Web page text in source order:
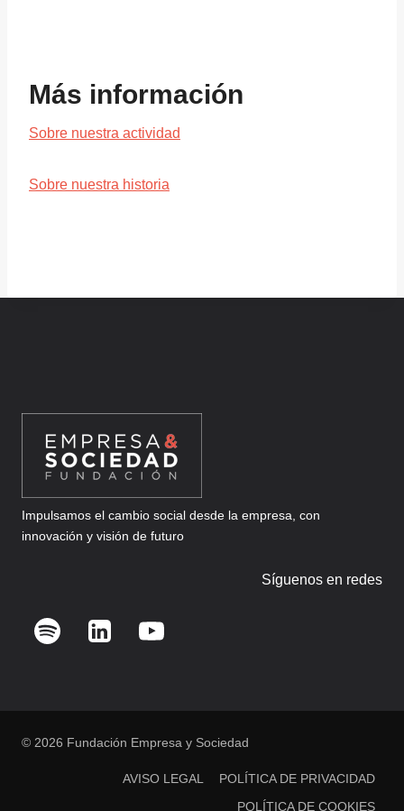
Más información
Sobre nuestra actividad
Sobre nuestra historia
Impulsamos el cambio social desde la empresa, con
innovación y visión de futuro
Síguenos en redes
© 2026 Fundación Empresa y Sociedad
AVISO LEGAL
POLÍTICA DE PRIVACIDAD
POLÍTICA DE COOKIES